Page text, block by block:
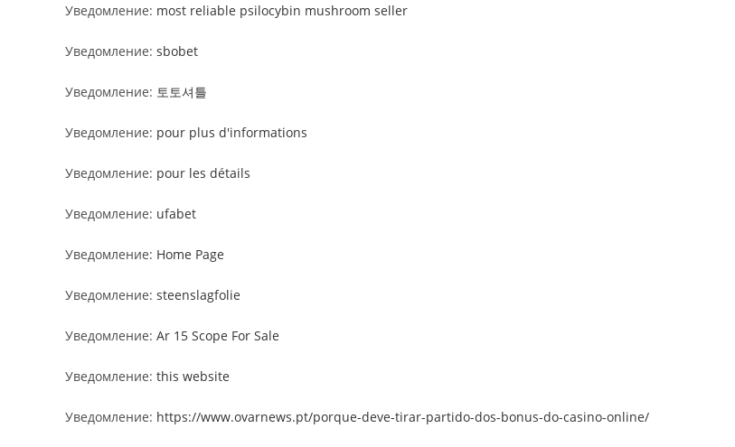
Уведомление: most reliable psilocybin mushroom seller
Уведомление: sbobet
Уведомление: 토토셔틀
Уведомление: pour plus d'informations
Уведомление: pour les détails
Уведомление: ufabet
Уведомление: Home Page
Уведомление: steenslagfolie
Уведомление: Ar 15 Scope For Sale
Уведомление: this website
Уведомление: https://www.ovarnews.pt/porque-deve-tirar-partido-dos-bonus-do-casino-online/